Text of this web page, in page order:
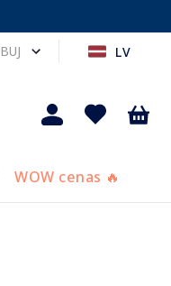
BUJ LV
WOW cenas 🔥